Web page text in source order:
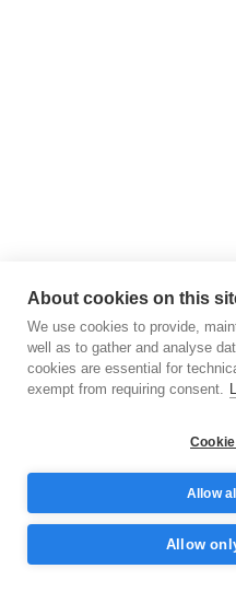
About cookies on this
We use cookies to provide,
well as to gather and analyse
cookies are essential for
exempt from requiring consent.
Allow
Allow